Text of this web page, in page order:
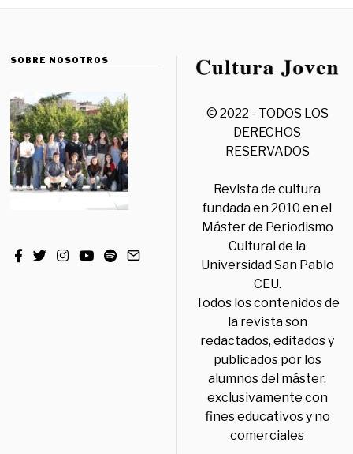
SOBRE NOSOTROS
© 2022 - TODOS LOS
DERECHOS
RESERVADOS
Revista de cultura
fundada en 2010 en el
Máster de Periodismo
Cultural de la
Universidad San Pablo
CEU.
Todos los contenidos de
la revista son
redactados, editados y
publicados por los
alumnos del máster,
exclusivamente con
fines educativos y no
comerciales